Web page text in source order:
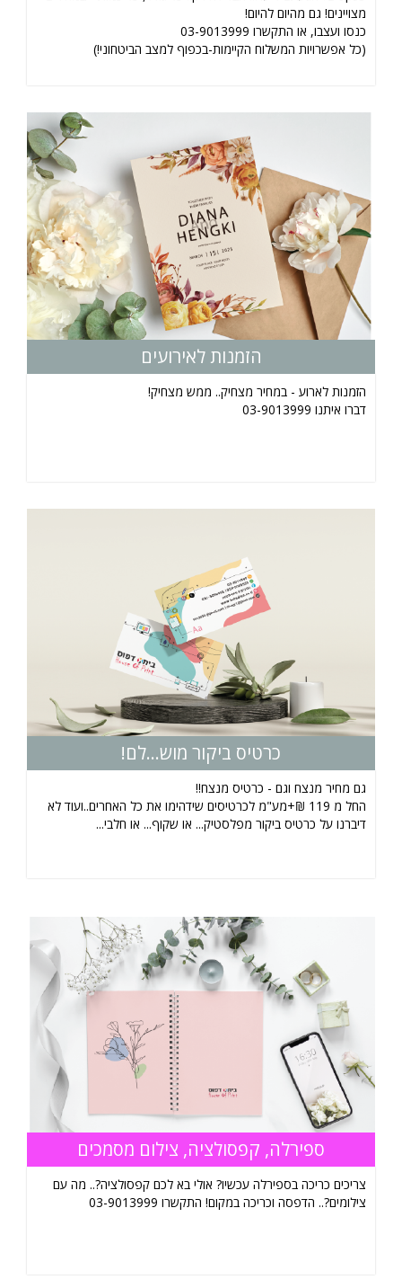
מצויינים! גם מהיום להיום!
כנסו ועצבו, או התקשרו 03-9013999
(כל אפשרויות המשלוח הקיימות-בכפוף למצב הביטחוני!)
הזמנות לאירועים
הזמנות לארוע - במחיר מצחיק.. ממש מצחיק!
דברו איתנו 03-9013999
כרטיס ביקור מוש...לם!
גם מחיר מנצח וגם - כרטיס מנצח!!
החל מ 119 ₪+מע"מ לכרטיסים שידהימו את כל האחרים..ועוד לא
דיברנו על כרטיס ביקור מפלסטיק... או שקוף... או חלבי...
ספירלה, קפסולציה, צילום מסמכים
צריכים כריכה בספירלה עכשיו? אולי בא לכם קפסולציה?.. מה עם
צילומים?.. הדפסה וכריכה במקום! התקשרו 03-9013999